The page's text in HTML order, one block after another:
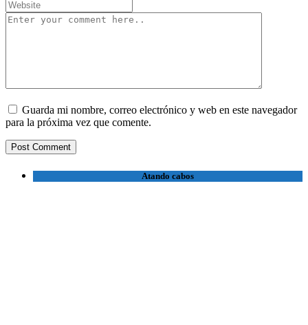
Guarda mi nombre, correo electrónico y web en este navegador
para la próxima vez que comente.
Atando cabos